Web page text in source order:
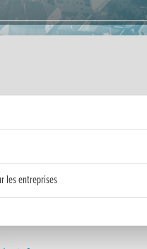
les entreprises